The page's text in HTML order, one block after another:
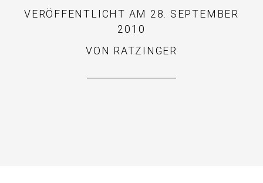
VERÖFFENTLICHT AM 28. SEPTEMBER
2010
VON RATZINGER